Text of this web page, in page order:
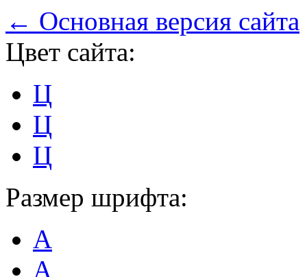
← Основная версия сайта
Цвет сайта:
Ц
Ц
Ц
Размер шрифта:
А
А